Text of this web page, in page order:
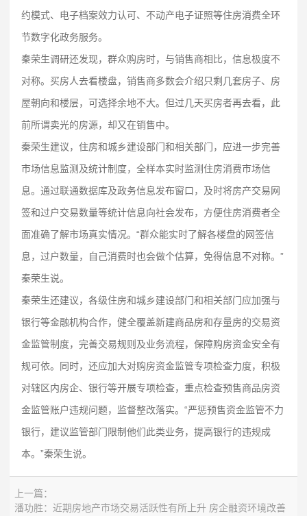
约模式、电子档案效力认可、不动产电子证照等住房消费全环
节数字化政务服务。
秦荣生调研还发现，群众购房时，与销售商相比，信息极度不
对称。买房人去看楼盘，销售商多数会介绍只剩几套房子、房
屋朝向和楼层，可选择余地不大。但过几天买房者再去看，此
前所谓卖光的房源，却又在销售中。
秦荣生建议，住房和城乡建设部门和相关部门，应进一步完善
市场信息监测及统计制度，全样本实时监测住房消费市场信
息。通过联通数据库及政务信息发布窗口，及时将房产交易网
签和过户交易数量等统计信息向社会发布，方便住房消费者全
面准确了解市场真实情况。“群众能实时了解各楼盘的网签信
息，过户数量，自己消费时也会做个估算，免得信息不对称。”
秦荣生说。
秦荣生还建议，各级住房和城乡建设部门和相关部门应加强与
银行等金融机构合作，健全覆盖新建商品房和存量房的交易资
金监管制度，完善交易规则及业务流程，保障购房资金安全有
规可依。同时，还应加大对购房资金监管专项检查力度，积极
对辖区内房企、银行等开展专项检查，重点检查预售商品房资
金监管账户违规问题，监督整改落实。“严惩预售资金监管不力
银行，建议监管部门限制他们此类业务，提高银行的违规成
本。”秦荣生说。
上一篇：
潘功胜：近期房地产市场交易活跃性有所上升 房企融资环境改善